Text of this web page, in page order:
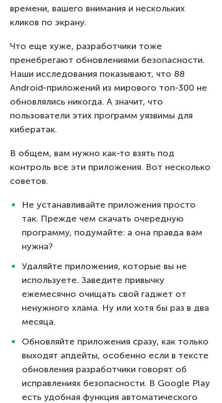
времени, вашего внимания и нескольких
кликов по экрану.
Что еще хуже, разработчики тоже
пренебрегают обновлениями безопасности.
Наши исследования показывают, что 88
Android-приложений из мирового топ-300 не
обновлялись никогда. А значит, что
пользователи этих программ уязвимы для
кибератак.
В общем, вам нужно как-то взять под
контроль все эти приложения. Вот несколько
советов.
Не устанавливайте приложения просто
так. Прежде чем скачать очередную
программу, подумайте: а она правда вам
нужна?
Удаляйте приложения, которые вы не
используете. Заведите привычку
ежемесячно очищать свой гаджет от
ненужного хлама. Ну или хотя бы раз в два
месяца.
Обновляйте приложения сразу, как только
выходят апдейты, особенно если в тексте
обновления разработчики говорят об
исправлениях безопасности. В Google Play
есть удобная функция автоматического